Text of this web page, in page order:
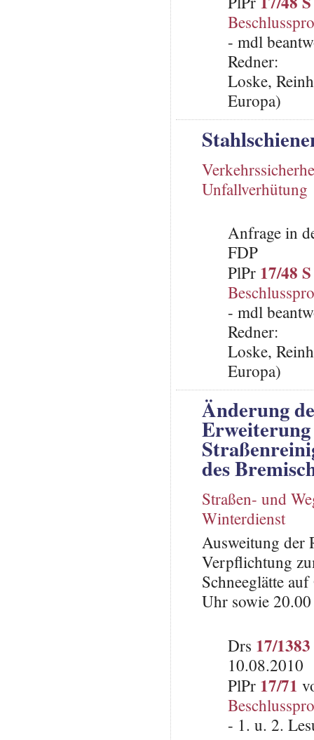
- mdl
Redner:
Loske,
Europa)
Unfallverhütung
Anfrage in
FDP
PlPr 17/48 S
- mdl
Redner:
Loske,
Europa)
Änderung
Erweiterung
des
Straßen- und
Winterdienst
Ausweitung der
Verpflichtung
Schneeglätte
Uhr sowie
Drs 17/1383
10.08.2010
PlPr 17/71
- 1. u. 2.